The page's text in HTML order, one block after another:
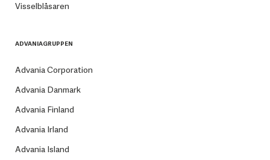
Visselblåsaren
ADVANIAGRUPPEN
Advania Corporation
Advania Danmark
Advania Finland
Advania Irland
Advania Island